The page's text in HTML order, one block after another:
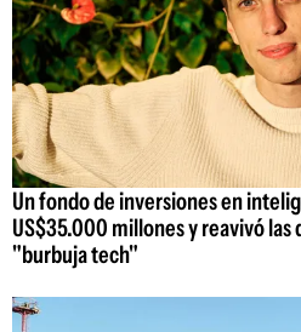
Un fondo de inversiones en
US$35.000 millones y reavivó las
"burbuja tech"